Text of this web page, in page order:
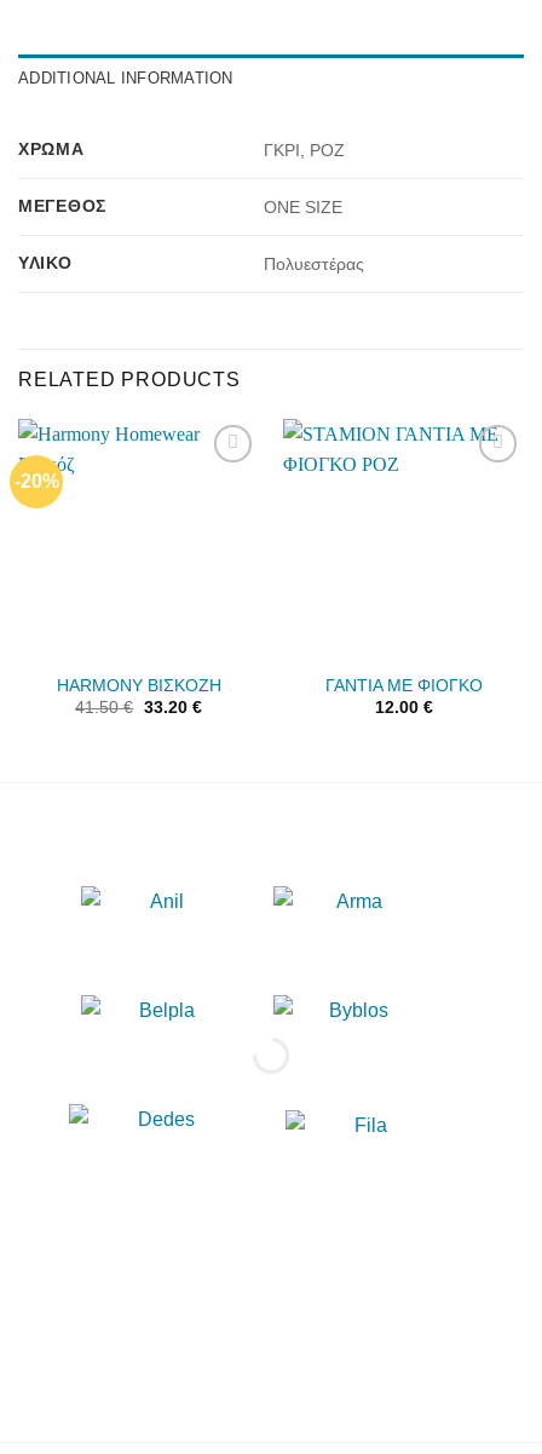
ADDITIONAL INFORMATION
ΧΡΏΜΑ ΓΚΡΙ, ΡΟΖ
ΜΈΓΕΘΟΣ ONE SIZE
ΥΛΙΚΌ Πολυεστέρας
RELATED PRODUCTS
-20%
HARMONY ΒΙΣΚΟΖΗ
41.50€ 33.20 €
ΓΑΝΤΙΑ ΜΕ ΦΙΟΓΚΟ
12.00 €